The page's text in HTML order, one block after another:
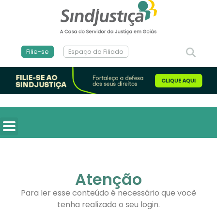
Filie-se Espaço do Filiado
Atenção
Para ler esse conteúdo é necessário que você
tenha realizado o seu login.